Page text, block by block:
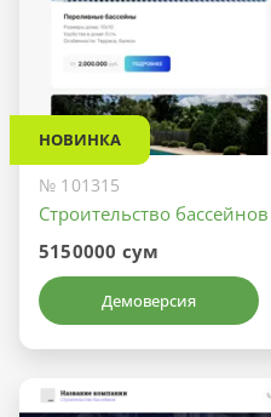
НОВИНКА
№ 101315
Строительство бассейнов
5150000 сум
Демоверсия